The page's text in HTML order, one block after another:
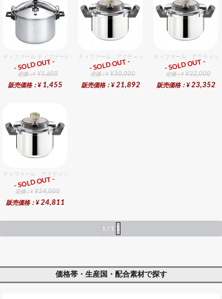
ティファール ティファール オーセンティック 圧力鍋機能弁おもり（共通）（黒）
圧力鍋
定価：¥ ¥1,600
販売価格：¥ 1,455
- SOLD OUT -
ティファール アクティックプラス 圧力鍋 ３L
圧力鍋
定価：¥ ¥30,000
販売価格：¥ 21,892
- SOLD OUT -
ティファール アクティ
圧力鍋
定価：¥ ¥32,000
販売価格：¥ 23,352
- SOLD OUT -
ティファール アクティックプラス 圧力鍋 ６L
圧力鍋
定価：¥ ¥34,000
販売価格：¥ 24,811
- SOLD OUT -
1 / 1 1
価格帯・生産国・配合素材で探す